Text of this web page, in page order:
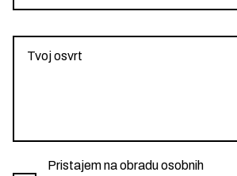
Pristajem na obradu osobnih